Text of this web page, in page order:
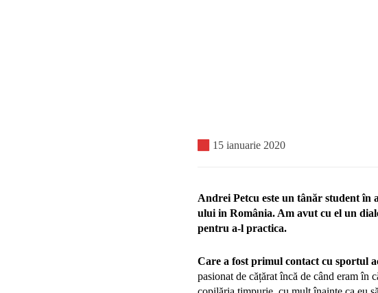
15 ianuarie 2020
Andrei Petcu este un tânăr student
ului in România. Am avut cu el un
pentru a-l practica.
Care a fost primul contact cu sportul
pasionat de cățărat încă de când eram în